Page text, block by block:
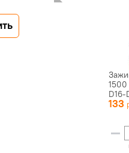
1500
133